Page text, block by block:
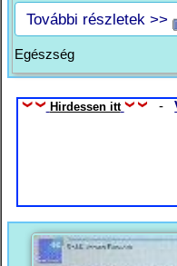
További részletek >>
Egészség
Hirdessen itt -